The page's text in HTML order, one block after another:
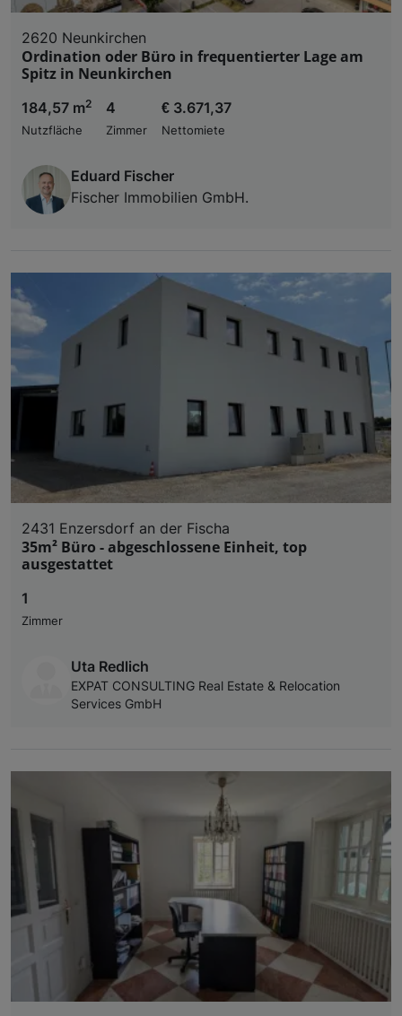
2620 Neunkirchen
Ordination oder Büro in frequentierter Lage am
Spitz in Neunkirchen
184,57 m2
Nutzfläche
4
Zimmer
€ 3.671,37
Nettomiete
Eduard Fischer
Fischer Immobilien GmbH.
2431 Enzersdorf an der Fischa
35m² Büro - abgeschlossene Einheit, top
ausgestattet
1
Zimmer
Uta Redlich
EXPAT CONSULTING Real Estate & Relocation
Services GmbH